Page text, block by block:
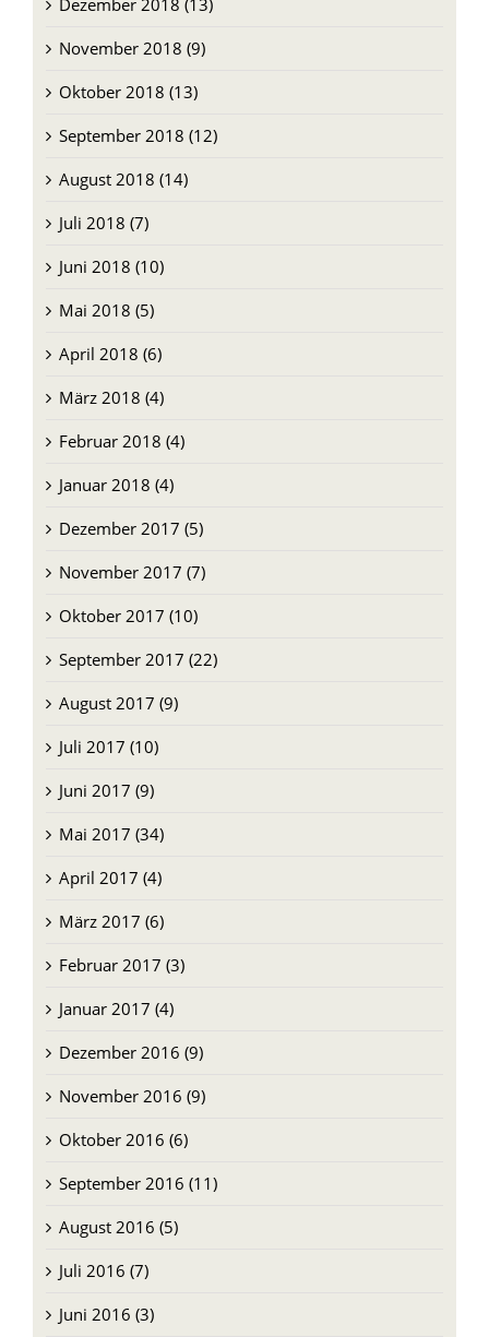
Dezember 2018 (13)
November 2018 (9)
Oktober 2018 (13)
September 2018 (12)
August 2018 (14)
Juli 2018 (7)
Juni 2018 (10)
Mai 2018 (5)
April 2018 (6)
März 2018 (4)
Februar 2018 (4)
Januar 2018 (4)
Dezember 2017 (5)
November 2017 (7)
Oktober 2017 (10)
September 2017 (22)
August 2017 (9)
Juli 2017 (10)
Juni 2017 (9)
Mai 2017 (34)
April 2017 (4)
März 2017 (6)
Februar 2017 (3)
Januar 2017 (4)
Dezember 2016 (9)
November 2016 (9)
Oktober 2016 (6)
September 2016 (11)
August 2016 (5)
Juli 2016 (7)
Juni 2016 (3)